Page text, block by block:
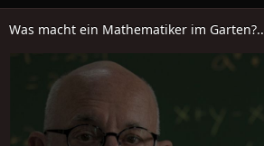
Was macht ein Mathematiker im Garten?..